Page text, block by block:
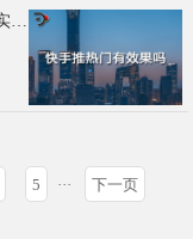
5 ··· 下一页